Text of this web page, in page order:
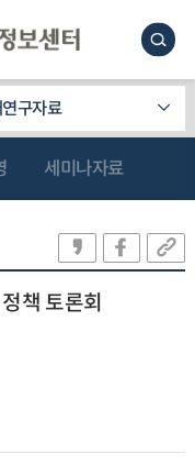
구자료
세미나자료
책 토론회